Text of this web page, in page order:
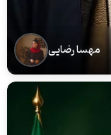
مهسا رضایی